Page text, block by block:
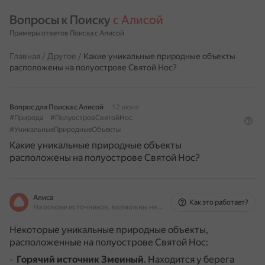
Вопросы к Поиску с Алисой
Примеры ответов Поиска с Алисой
Главная / Другое / Какие уникальные природные объекты
расположены на полуострове Святой Нос?
Вопрос для Поиска с Алисой
12 июня
#Природа
#ПолуостровСвятойНос
#УникальныеПриродныеОбъекты
Какие уникальные природные объекты
расположены на полуострове Святой Нос?
Алиса
На основе источников, возможны неточности
Как это работает?
Некоторые уникальные природные объекты,
расположенные на полуострове Святой Нос:
Горячий источник Змеиный. Находится у берега